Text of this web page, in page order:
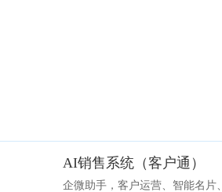
AI销售系统（客户通）
企微助手，客户运营、智能名片
免费体验